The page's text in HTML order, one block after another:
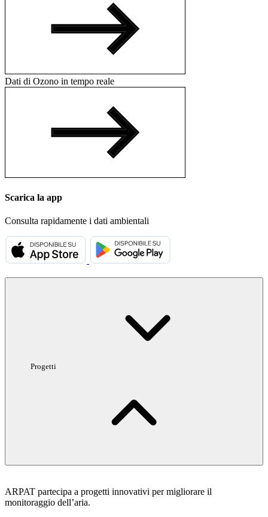
Dati di Ozono in tempo reale
Scarica la app
Consulta rapidamente i dati ambientali
Progetti
ARPAT partecipa a progetti innovativi per migliorare il
monitoraggio dell’aria.